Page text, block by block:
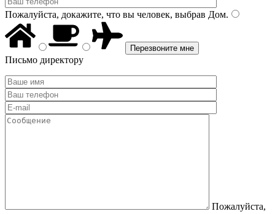
Пожалуйста, докажите, что вы человек, выбрав Дом.
Письмо директору
Пожалуйста,